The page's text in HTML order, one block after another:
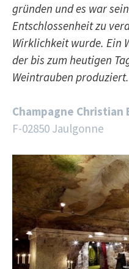
gründen und es war
Entschlossenheit zu
Wirklichkeit wurde. Ein
der bis zum heutigen
Weintrauben produziert.
Champagne Christian
F-02850 Jaulgonne